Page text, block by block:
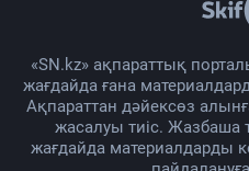
«SN.kz» ақпараттық
жағдайда ғана
Ақпараттан дәйексөз
жасалуы тиіс. Жазбаша
жағдайда материалдарды